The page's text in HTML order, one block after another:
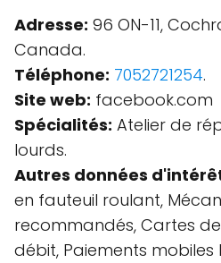
Adresse: 96 ON-11,
Canada.
Téléphone: 7052721254.
Site web: facebook.com
Spécialités: Atelier de
lourds.
Autres données
en fauteuil roulant,
recommandés, Cartes
débit, Paiements mobiles